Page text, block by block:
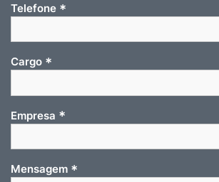
Telefone *
Cargo *
Empresa *
Mensagem *